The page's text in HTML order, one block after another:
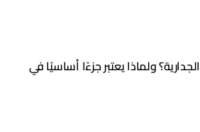
ولماذا يعتبر جزءًا أساسيًا في